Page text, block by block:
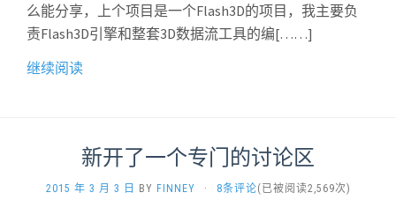
么能分享，上个项目是一个Flash3D的项目，我主要负
责Flash3D引擎和整套3D数据流工具的编[……]
继续阅读
新开了一个专门的讨论区
2015 年 3 月 3 日 BY FINNEY · 8条评论(已被阅读2,569次)